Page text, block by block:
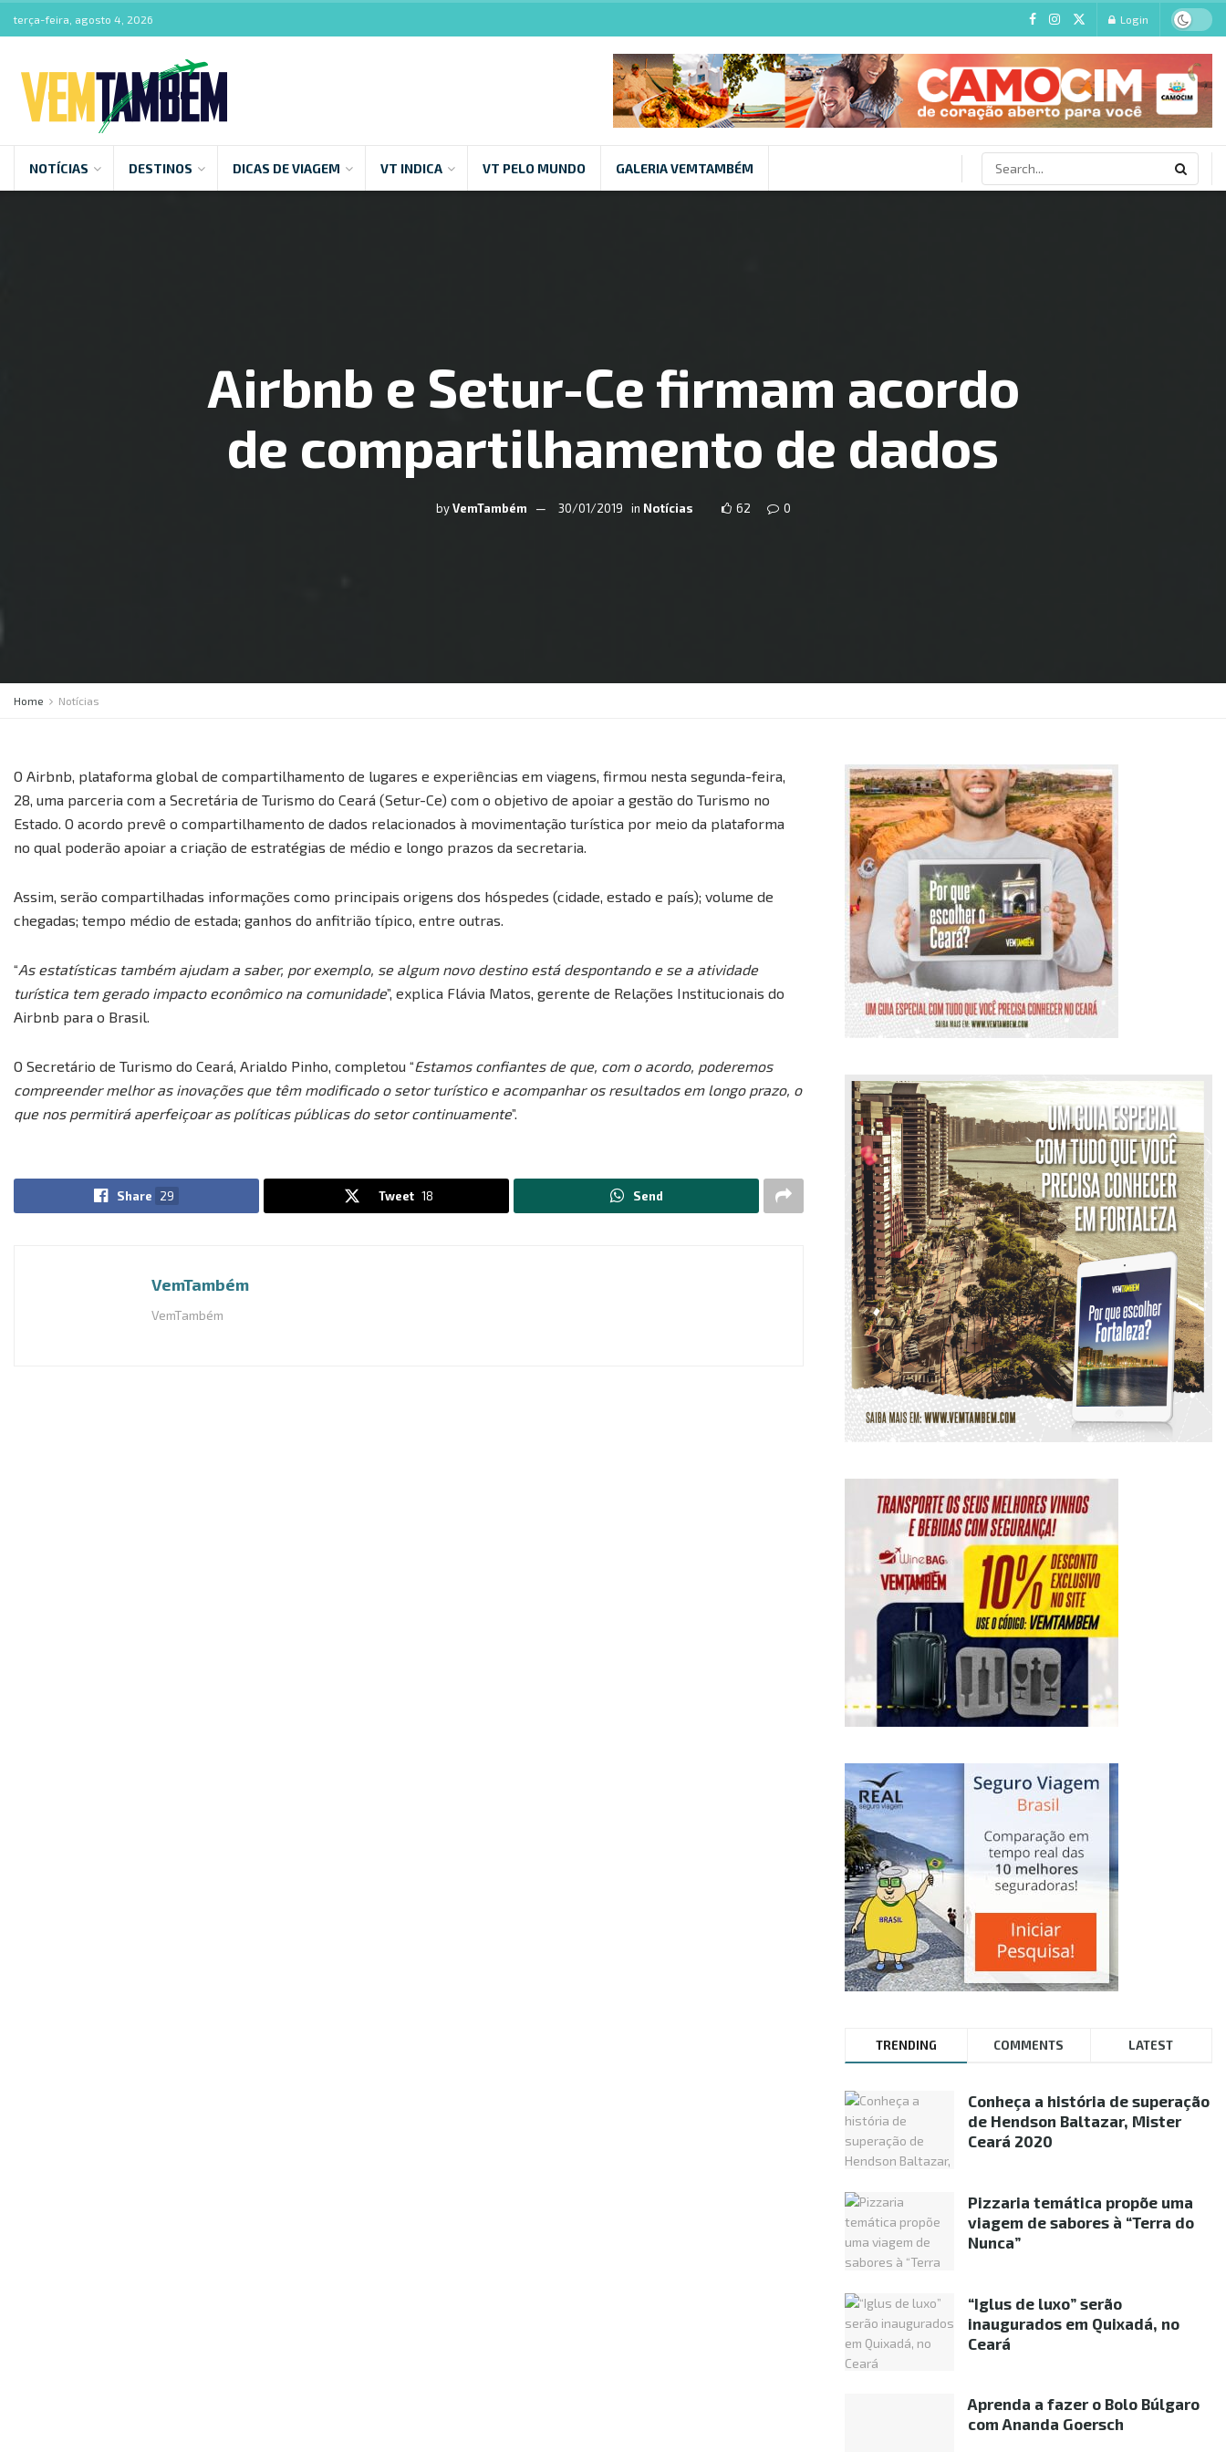
terça-feira, agosto 4, 2026 Login
NOTÍCIAS DESTINOS DICAS DE VIAGEM VT INDICA VT PELO MUNDO GALERIA VEMTAMBÉM
Airbnb e Setur-Ce firmam acordo
de compartilhamento de dados
by VemTambém 30/01/2019 in Notícias 62 0
Home Notícias
O Airbnb, plataforma global de compartilhamento de lugares e experiências em viagens, firmou nesta segunda-feira,
28, uma parceria com a Secretária de Turismo do Ceará (Setur-Ce) com o objetivo de apoiar a gestão do Turismo no
Estado. O acordo prevê o compartilhamento de dados relacionados à movimentação turística por meio da plataforma
no qual poderão apoiar a criação de estratégias de médio e longo prazos da secretaria.
Assim, serão compartilhadas informações como principais origens dos hóspedes (cidade, estado e país); volume de
chegadas; tempo médio de estada; ganhos do anfitrião típico, entre outras.
“As estatísticas também ajudam a saber, por exemplo, se algum novo destino está despontando e se a atividade
turística tem gerado impacto econômico na comunidade”, explica Flávia Matos, gerente de Relações Institucionais do
Airbnb para o Brasil.
O Secretário de Turismo do Ceará, Arialdo Pinho, completou “Estamos confiantes de que, com o acordo, poderemos
compreender melhor as inovações que têm modificado o setor turístico e acompanhar os resultados em longo prazo, o
que nos permitirá aperfeiçoar as políticas públicas do setor continuamente”.
Share 29 Tweet 18 Send
VemTambém
VemTambém
TRENDING COMMENTS LATEST
Conheça a história de superação
de Hendson Baltazar, Mister
Ceará 2020
Pizzaria temática propõe uma
viagem de sabores à “Terra do
Nunca”
“Iglus de luxo” serão
inaugurados em Quixadá, no
Ceará
Aprenda a fazer o Bolo Búlgaro
com Ananda Goersch